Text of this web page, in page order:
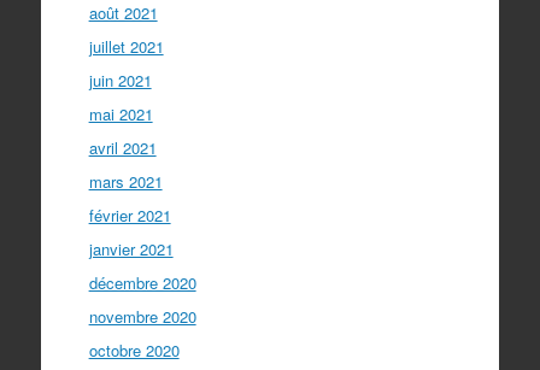
août 2021
juillet 2021
juin 2021
mai 2021
avril 2021
mars 2021
février 2021
janvier 2021
décembre 2020
novembre 2020
octobre 2020